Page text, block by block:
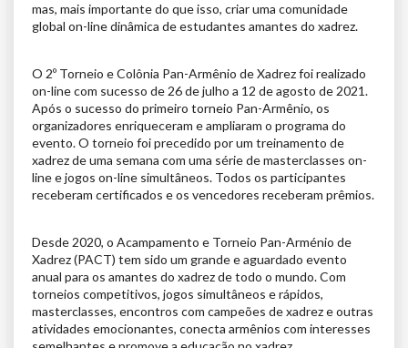
mas, mais importante do que isso, criar uma comunidade
global on-line dinâmica de estudantes amantes do xadrez.
O 2º Torneio e Colônia Pan-Armênio de Xadrez foi realizado
on-line com sucesso de 26 de julho a 12 de agosto de 2021.
Após o sucesso do primeiro torneio Pan-Armênio, os
organizadores enriqueceram e ampliaram o programa do
evento. O torneio foi precedido por um treinamento de
xadrez de uma semana com uma série de masterclasses on-
line e jogos on-line simultâneos. Todos os participantes
receberam certificados e os vencedores receberam prêmios.
Desde 2020, o Acampamento e Torneio Pan-Arménio de
Xadrez (PACT) tem sido um grande e aguardado evento
anual para os amantes do xadrez de todo o mundo. Com
torneios competitivos, jogos simultâneos e rápidos,
masterclasses, encontros com campeões de xadrez e outras
atividades emocionantes, conecta armênios com interesses